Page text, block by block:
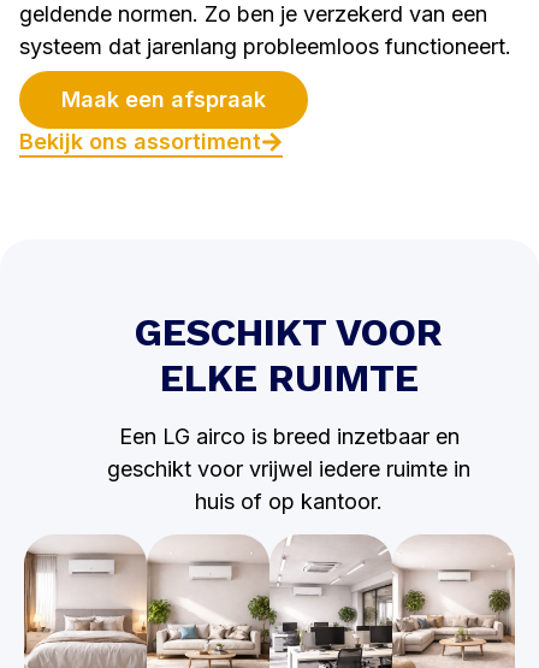
geldende normen. Zo ben je verzekerd van een
systeem dat jarenlang probleemloos functioneert.
Maak een afspraak
Bekijk ons assortiment
GESCHIKT VOOR
ELKE RUIMTE
Een LG airco is breed inzetbaar en
geschikt voor vrijwel iedere ruimte in
huis of op kantoor.